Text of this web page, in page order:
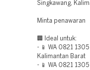
Singkawang,
Minta penawaran
🏢 Ideal untuk:
- 📱 WA 0821
Kalimantan Barat
- 📱 WA 0821